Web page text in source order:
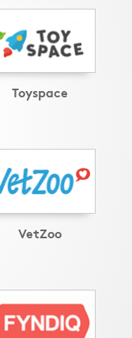
Toyspace
VetZoo